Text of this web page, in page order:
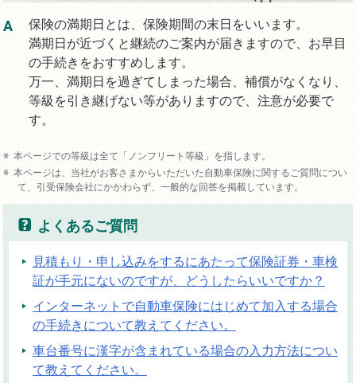
保険の満期日とは、保険期間の末日をいいます。
満期日が近づくと継続のご案内が届きますので、お早目
の手続きをおすすめします。
万一、満期日を過ぎてしまった場合、補償がなくなり、
等級を引き継げない等がありますので、注意が必要で
す。
本ページでの等級は全て「ノンフリート等級」を指します。
本ページは、当社がお客さまからいただいた自動車保険に関するご質問につい
て、引受保険会社にかかわらず、一般的な回答を掲載しています。
よくあるご質問
見積もり・申し込みをするにあたって保険証券・車検
証が手元にないのですが、どうしたらいいですか？
インターネットで自動車保険にはじめて加入する場合
の手続きについて教えてください。
車台番号に漢字が含まれている場合の入力方法につい
て教えてください。